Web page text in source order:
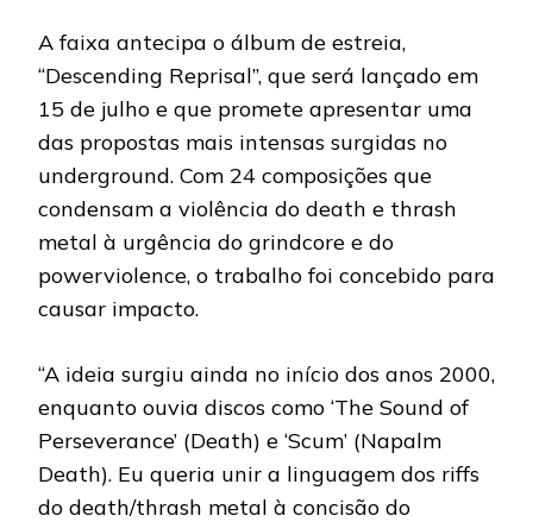
A faixa antecipa o álbum de estreia,
“Descending Reprisal”, que será lançado em
15 de julho e que promete apresentar uma
das propostas mais intensas surgidas no
underground. Com 24 composições que
condensam a violência do death e thrash
metal à urgência do grindcore e do
powerviolence, o trabalho foi concebido para
causar impacto.
“A ideia surgiu ainda no início dos anos 2000,
enquanto ouvia discos como ‘The Sound of
Perseverance’ (Death) e ‘Scum’ (Napalm
Death). Eu queria unir a linguagem dos riffs
do death/thrash metal à concisão do